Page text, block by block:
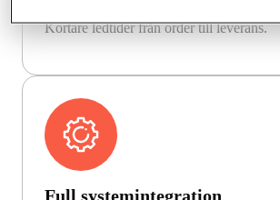
Kortare ledtider från order till leverans.
Full systemintegration